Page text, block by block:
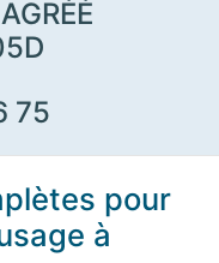
75
pour
à